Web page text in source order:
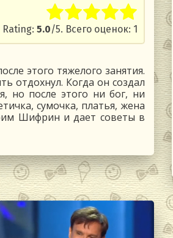
Rate this item:
Submit Rating
Rating: 5.0/5. Всего оценок: 1
этого тяжелого занятия.
отдохнул. Когда он создал
но после этого ни бог, ни
сумочка, платья, жена
Шифрин и дает советы в